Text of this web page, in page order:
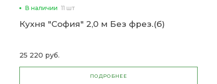
В наличии 11 шт
Кухня "София" 2,0 м Без фрез.(б)
25 220 руб.
ПОДРОБНЕЕ